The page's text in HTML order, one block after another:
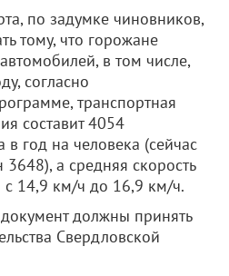
по задумке чиновников,
тому, что горожане
в том числе,
согласно
транспортная
составит 4054
год на человека (сейчас
3648), а средняя скорость
с 14,9 км/ч до 16,9 км/ч.
должны принять
Свердловской